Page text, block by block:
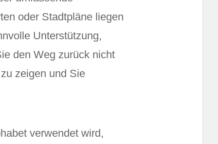
oder Stadtpläne liegen
Unterstützung,
den Weg zurück nicht
zeigen und Sie
verwendet wird,